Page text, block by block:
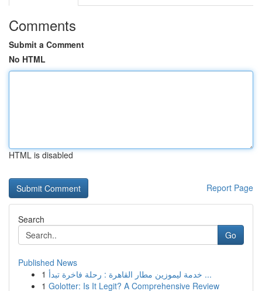
Comments
Submit a Comment
No HTML
HTML is disabled
Report Page
Search
Go
Published News
1
خدمة ليموزين مطار القاهرة : رحلة فاخرة تبدأ ...
1 Golotter: Is It Legit? A Comprehensive Review